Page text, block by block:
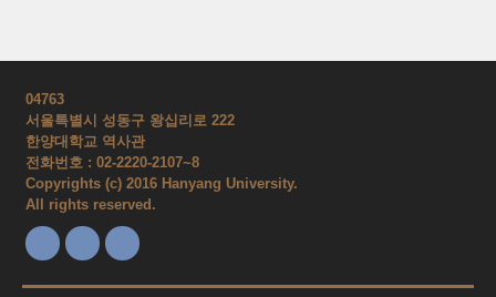
04763
서울특별시 성동구 왕십리로 222
한양대학교 역사관
전화번호 : 02-2220-2107~8
Copyrights (c) 2016 Hanyang University.
All rights reserved.
Facebook
insta youtube